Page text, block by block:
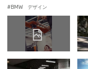
BMW デザイン